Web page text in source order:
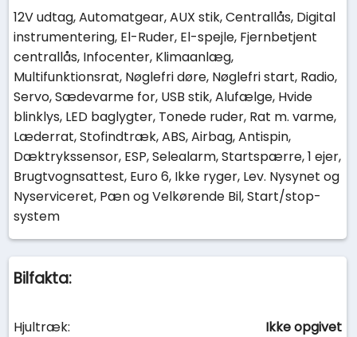
12V udtag, Automatgear, AUX stik, Centrallås, Digital
instrumentering, El-Ruder, El-spejle, Fjernbetjent
centrallås, Infocenter, Klimaanlæg,
Multifunktionsrat, Nøglefri døre, Nøglefri start, Radio,
Servo, Sædevarme for, USB stik, Alufælge, Hvide
blinklys, LED baglygter, Tonede ruder, Rat m. varme,
Læderrat, Stofindtræk, ABS, Airbag, Antispin,
Dæktrykssensor, ESP, Selealarm, Startspærre, 1 ejer,
Brugtvognsattest, Euro 6, Ikke ryger, Lev. Nysynet og
Nyserviceret, Pæn og Velkørende Bil, Start/stop-
system
Bilfakta:
Hjultræk:
Ikke opgivet